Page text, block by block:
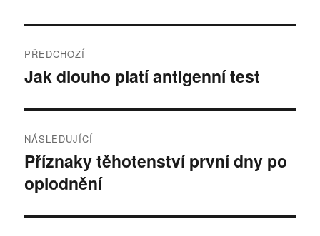
a
i
g
a
c
PŘEDCHOZÍ
P
e
d
c
o
z
Jak dlouho platí antigenní test
NÁSLEDUJÍCÍ
N
á
l
Příznaky těhotenství první dny po
oplodnění